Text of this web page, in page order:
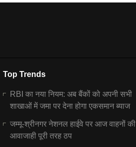
Top Trends
RBI का नया नियम: अब बैंकों को अपनी सभी
शाखाओं में जमा पर देना होगा एकसमान ब्याज
जम्मू-श्रीनगर नेशनल हाईवे पर आज वाहनों की
आवाजाही पूरी तरह ठप